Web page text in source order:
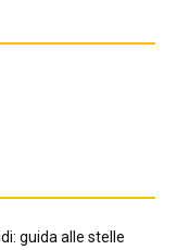
guida alle stelle